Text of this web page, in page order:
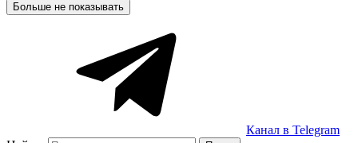
Больше не показывать
Канал в Telegram